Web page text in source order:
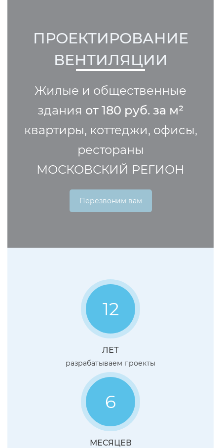
ПРОЕКТИРОВАНИЕ
ВЕНТИЛЯЦИИ
Жилые и общественные
здания от 180 руб. за м²
квартиры, коттеджи, офисы,
рестораны
МОСКОВСКИЙ РЕГИОН
Перезвоним вам
12
ЛЕТ
разрабатываем проекты
6
МЕСЯЦЕВ